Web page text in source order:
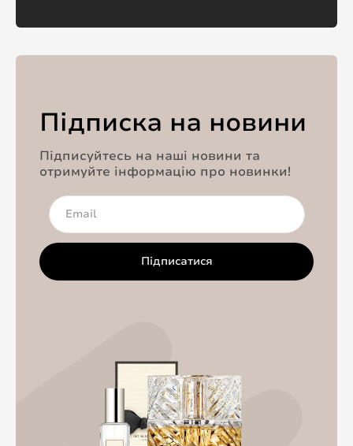
Підписка на новини
Підписуйтесь на наші новини та
отримуйте інформацію про новинки!
Підписатися